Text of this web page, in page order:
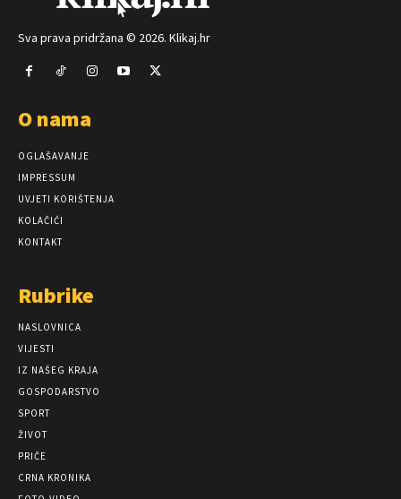
Sva prava pridržana © 2026. Klikaj.hr
O nama
OGLAŠAVANJE
IMPRESSUM
UVJETI KORIŠTENJA
KOLAČIĆI
KONTAKT
Rubrike
NASLOVNICA
VIJESTI
IZ NAŠEG KRAJA
GOSPODARSTVO
SPORT
ŽIVOT
PRIČE
CRNA KRONIKA